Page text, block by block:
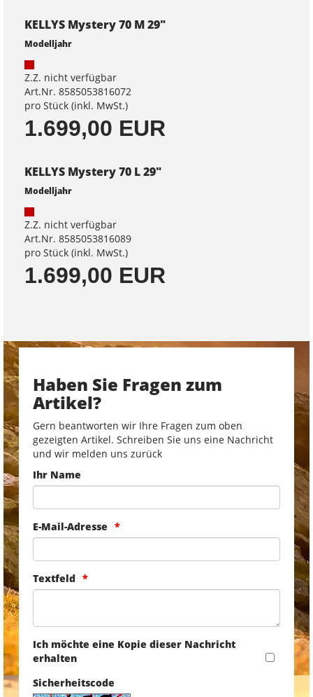
KELLYS Mystery 70 M 29"
Modelljahr
Z.Z. nicht verfügbar
Art.Nr. 8585053816072
pro Stück (inkl. MwSt.)
1.699,00 EUR
KELLYS Mystery 70 L 29"
Modelljahr
Z.Z. nicht verfügbar
Art.Nr. 8585053816089
pro Stück (inkl. MwSt.)
1.699,00 EUR
Haben Sie Fragen zum
Artikel?
Gern beantworten wir Ihre Fragen zum oben
gezeigten Artikel. Schreiben Sie uns eine Nachricht
und wir melden uns zurück
Ihr Name
E-Mail-Adresse
Textfeld
Ich möchte eine Kopie dieser Nachricht
erhalten
Sicherheitscode